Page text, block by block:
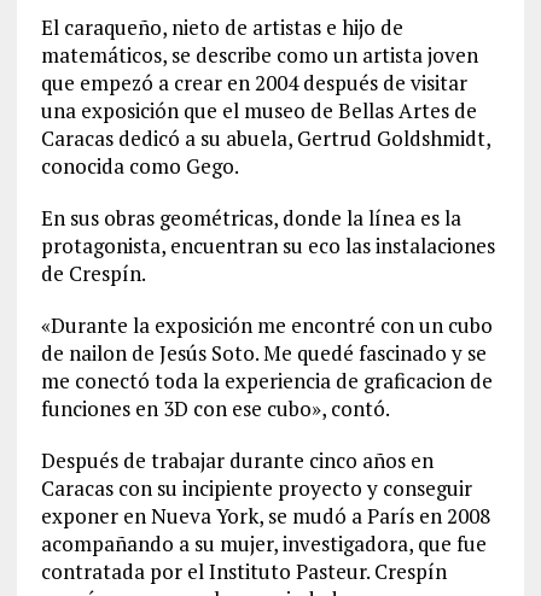
El caraqueño, nieto de artistas e hijo de
matemáticos, se describe como un artista joven
que empezó a crear en 2004 después de visitar
una exposición que el museo de Bellas Artes de
Caracas dedicó a su abuela, Gertrud Goldshmidt,
conocida como Gego.
En sus obras geométricas, donde la línea es la
protagonista, encuentran su eco las instalaciones
de Crespín.
«Durante la exposición me encontré con un cubo
de nailon de Jesús Soto. Me quedé fascinado y se
me conectó toda la experiencia de graficacion de
funciones en 3D con ese cubo», contó.
Después de trabajar durante cinco años en
Caracas con su incipiente proyecto y conseguir
exponer en Nueva York, se mudó a París en 2008
acompañando a su mujer, investigadora, que fue
contratada por el Instituto Pasteur. Crespín